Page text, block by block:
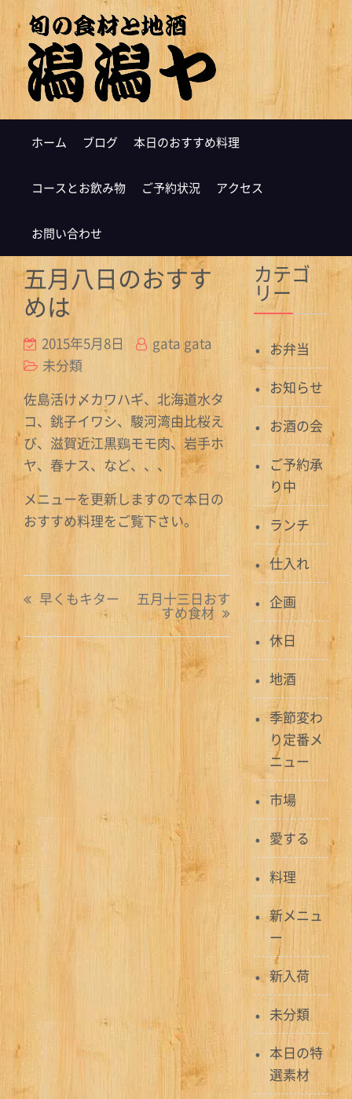
ホーム ブログ 本日のおすすめ料理
コースとお飲み物 ご予約状況 アクセス
お問い合わせ
五月八日のおすす
めは
2015年5月8日
gata gata
未分類
佐島活け〆カワハギ、北海道水タ
コ、銚子イワシ、駿河湾由比桜え
び、滋賀近江黒鷄モモ肉、岩手ホ
ヤ、春ナス、など、、、
メニューを更新しますので本日の
おすすめ料理をご覧下さい。
投
ビ
ゲ
早くもキター 五月十三日おす
すめ食材
カテゴ
リー
お弁当
お知らせ
お酒の会
ご予約承
り中
ランチ
仕入れ
企画
休日
地酒
季節変わ
り定番メ
ニュー
市場
愛する
料理
新メニュ
ー
新入荷
未分類
本日の特
選素材